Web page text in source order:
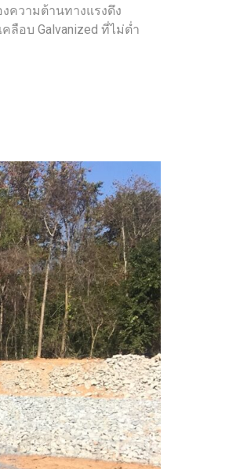
ความต้านทางแรงดึง
ลือบ Galvanized ที่ไม่ต่ำ